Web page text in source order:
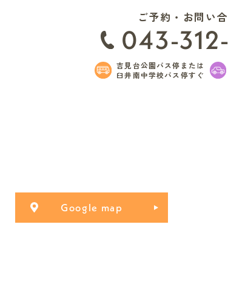
ご予約・お問い
043-
吉見台公園バス停または
臼井南中学校バス停すぐ
Google map